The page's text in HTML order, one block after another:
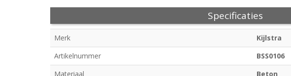
Specificaties
Merk
Kijlstra
Artikelnummer
BSS0106
Materiaal
Beton